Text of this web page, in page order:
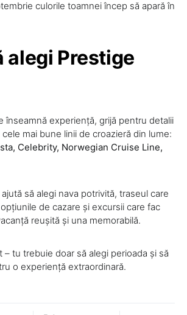
culorile toamnei încep să apară în
alegi Prestige
înseamnă experiență, grijă pentru detalii
mai bune linii de croazieră din lume:
Celebrity, Norwegian Cruise Line,
să alegi nava potrivită, traseul care
de cazare și excursii care fac
reușită și una memorabilă.
– tu trebuie doar să alegi perioada și să
o experiență extraordinară.